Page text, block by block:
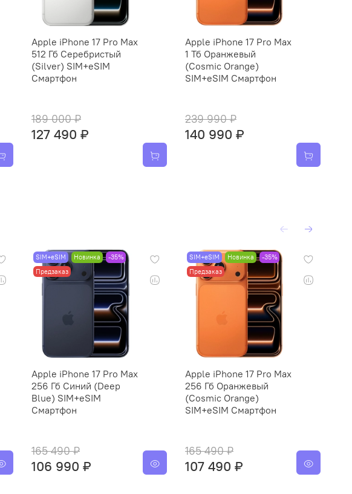
Apple iPhone 17 Pro Max
512 Гб Серебристый
(Silver) SIM+eSIM
Смартфон
189 000 ₽
127 490 ₽
Apple iPhone 17 Pro Max
1 Тб Оранжевый
(Cosmic Orange)
SIM+eSIM Смартфон
239 990 ₽
140 990 ₽
SIM+eSIM Новинка
-35%
Предзаказ
Apple iPhone 17 Pro Max
256 Гб Синий (Deep
Blue) SIM+eSIM
Смартфон
165 490 ₽
106 990 ₽
SIM+eSIM Новинка
-35%
Предзаказ
Apple iPhone 17 Pro Max
256 Гб Оранжевый
(Cosmic Orange)
SIM+eSIM Смартфон
165 490 ₽
107 490 ₽